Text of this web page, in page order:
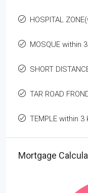
HOSPITAL
MOSQUE within
SHORT
TAR ROAD
TEMPLE within 3
Mortgage